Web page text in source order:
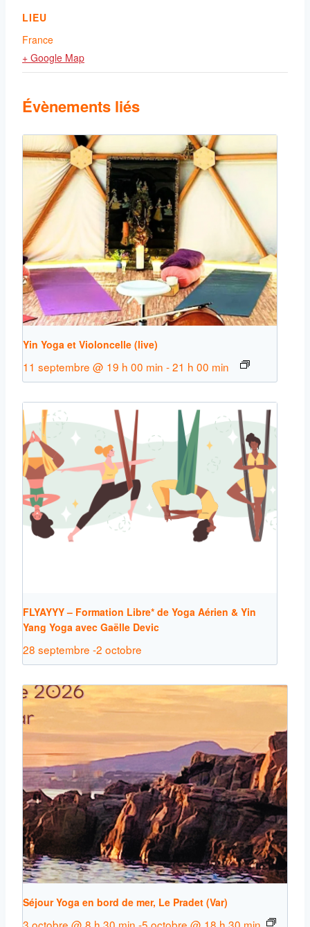
LIEU
France
+ Google Map
Évènements liés
Yin Yoga et Violoncelle (live)
11 septembre @ 19 h 00 min -21 h 00 min
FLYAYYY – Formation Libre* de Yoga Aérien & Yin
Yang Yoga avec Gaëlle Devic
28 septembre -2 octobre
Séjour Yoga en bord de mer, Le Pradet (Var)